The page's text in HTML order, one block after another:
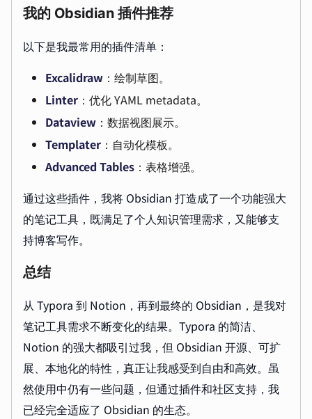
我的 Obsidian 插件推荐
以下是我最常用的插件清单：
Excalidraw ：绘制草图。
Linter ：优化 YAML metadata。
Dataview ：数据视图展示。
Templater ：自动化模板。
Advanced Tables ：表格增强。
通过这些插件，我将 Obsidian 打造成了一个功能强大
的笔记工具，既满足了个人知识管理需求，又能够支
持博客写作。
总结
从 Typora 到 Notion，再到最终的 Obsidian，是我对
笔记工具需求不断变化的结果。Typora 的简洁、
Notion 的强大都吸引过我，但 Obsidian 开源、可扩
展、本地化的特性，真正让我感受到自由和高效。虽
然使用中仍有一些问题，但通过插件和社区支持，我
已经完全适应了 Obsidian 的生态。